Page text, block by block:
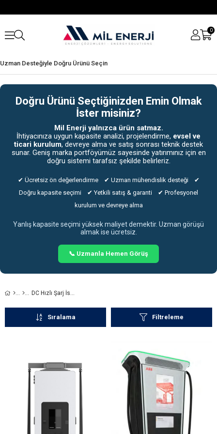
0
Uzman Desteğiyle Doğru Ürünü Seçin
Doğru Ürünü Seçtiğinizden Emin Olmak
İster misiniz?
Mil Enerji yalnızca ürün satmaz.
İhtiyacınıza uygun kapasite analizi, projelendirme, evsel ve
ticari kurulum, devreye alma ve satış sonrası teknik destek
sunar. Geniş marka portföyümüz sayesinde yatırımınız için en
doğru sistemi tarafsız şekilde belirleriz.
✔ Ücretsiz ön değerlendirme ✔ Uzman mühendislik desteği ✔
Doğru kapasite seçimi ✔ Yetkili satış & garanti ✔ Profesyonel
kurulum ve devreye alma
Yanlış kapasite seçimi yüksek maliyet demektir. Uzman görüşü
almak ise ücretsiz.
📞 Uzmanla Hemen Görüş
DC Hızlı Şarj İstasyonları
Filtreleme
Sıralama